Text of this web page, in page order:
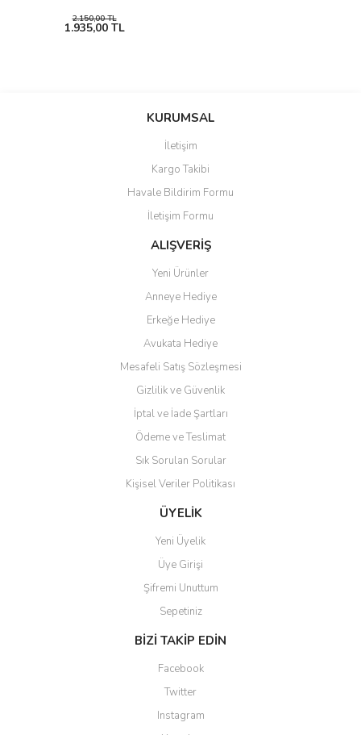
2.150,00 TL
1.935,00 TL
KURUMSAL
İletişim
Kargo Takibi
Havale Bildirim Formu
İletişim Formu
ALIŞVERİŞ
Yeni Ürünler
Anneye Hediye
Erkeğe Hediye
Avukata Hediye
Mesafeli Satış Sözleşmesi
Gizlilik ve Güvenlik
İptal ve İade Şartları
Ödeme ve Teslimat
Sık Sorulan Sorular
Kişisel Veriler Politikası
ÜYELİK
Yeni Üyelik
Üye Girişi
Şifremi Unuttum
Sepetiniz
BİZİ TAKİP EDİN
Facebook
Twitter
Instagram